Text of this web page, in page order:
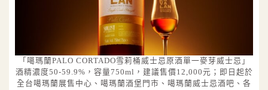
「噶瑪蘭PALO CORTADO雪莉桶威士忌原酒單一麥芽威士忌」
酒精濃度50-59.9%，容量750ml，建議售價12,000元；即日起於
全台噶瑪蘭展售中心、噶瑪蘭酒堡門市、噶瑪蘭威士忌酒吧、各